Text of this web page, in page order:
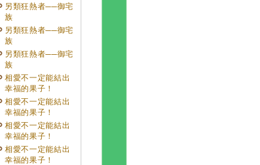
另類狂熱者──御宅
族
另類狂熱者──御宅
族
另類狂熱者──御宅
族
相愛不一定能結出
幸福的果子！
相愛不一定能結出
幸福的果子！
相愛不一定能結出
幸福的果子！
相愛不一定能結出
幸福的果子！